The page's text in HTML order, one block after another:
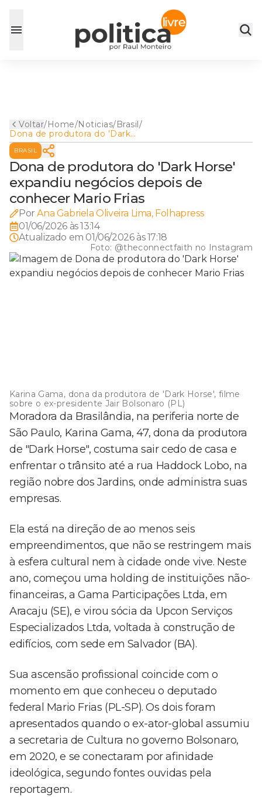
Voltar/Home/Noticias/Brasil/
Dona de produtora do 'Dark
Horse' expandiu negócios
depois de conhecer Mario
Frias
BRASIL
Dona de produtora do 'Dark Horse'
expandiu negócios depois de
conhecer Mario Frias
Por Ana Gabriela Oliveira Lima, Folhapress
01/06/2026 às 13:14
Atualizado em 01/06/2026 às 17:18
Foto: @theconnectfaith no Instagram
Karina Gama, dona da produtora de 'Dark Horse', filme
sobre o ex-presidente Jair Bolsonaro (PL)
Moradora da Brasilândia, na periferia norte de
São Paulo, Karina Gama, 47, dona da produtora
de "Dark Horse", costuma sair cedo de casa e
enfrentar o trânsito até a rua Haddock Lobo, na
região nobre dos Jardins, onde administra suas
empresas.
Ela está na direção de ao menos seis
empreendimentos, que não se restringem mais
à esfera cultural nem à cidade onde vive. Neste
ano, começou uma holding de instituições não-
financeiras, a Gama Participações Ltda, em
Aracaju (SE), e virou sócia da Upcon Serviços
Especializados Ltda, voltada à construção de
edifícios, com sede em Salvador (BA).
Sua ascensão profissional coincide com o
momento em que conheceu o deputado
federal Mario Frias (PL-SP). Os dois foram
apresentados quando o ex-ator-global assumiu
a secretaria de Cultura no governo Bolsonaro,
em 2020, e se conectaram por afinidade
ideológica, segundo fontes ouvidas pela
reportagem.